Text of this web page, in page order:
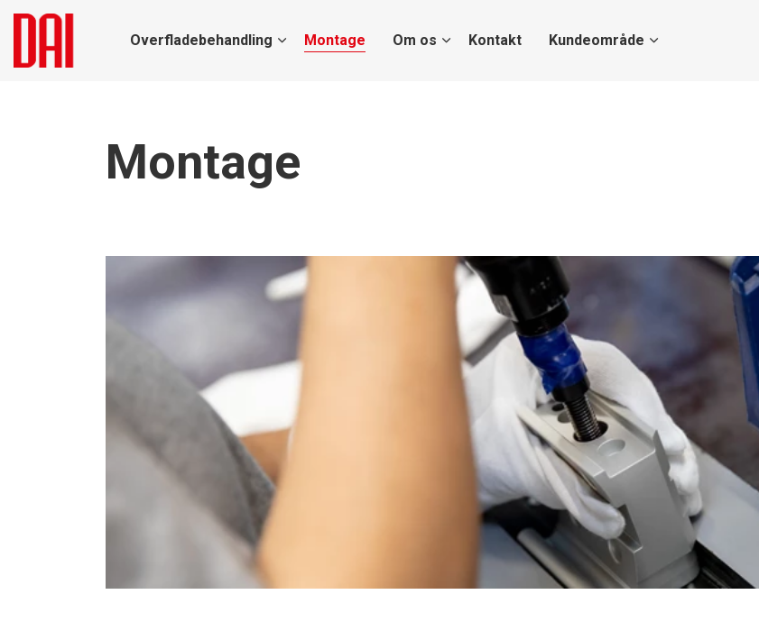
Overfladebehandling Montage Om os Kontakt Kundeområde
Montage